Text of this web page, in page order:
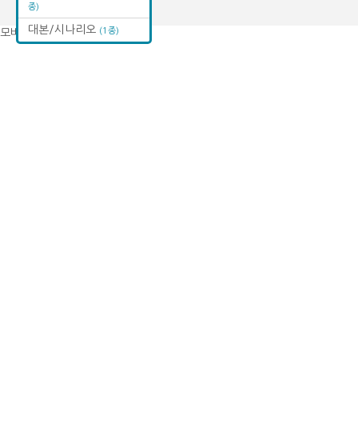
종)
대본/시나리오 (1종)
모바일 버전